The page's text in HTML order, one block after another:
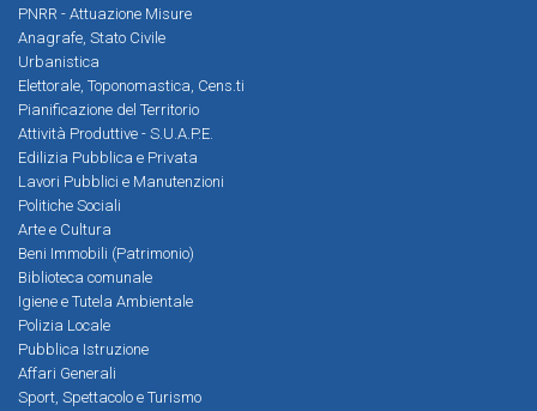
PNRR - Attuazione Misure
Anagrafe, Stato Civile
Urbanistica
Elettorale, Toponomastica, Cens.ti
Pianificazione del Territorio
Attività Produttive - S.U.A.P.E.
Edilizia Pubblica e Privata
Lavori Pubblici e Manutenzioni
Politiche Sociali
Arte e Cultura
Beni Immobili (Patrimonio)
Biblioteca comunale
Igiene e Tutela Ambientale
Polizia Locale
Pubblica Istruzione
Affari Generali
Sport, Spettacolo e Turismo